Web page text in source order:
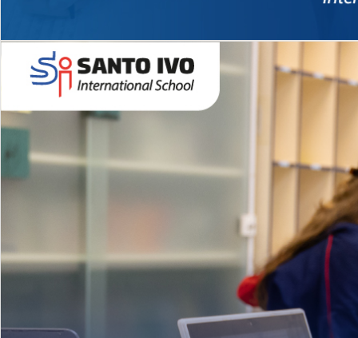
Novidades 2026 High School
EDUCAÇÃO INFANTIL
Inglês todos os dias
MÉDIO
igh School
Dupla Diplomação